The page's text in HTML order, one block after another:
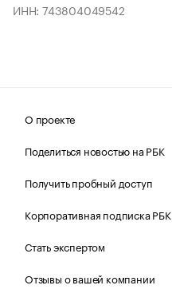
ИНН: 743804049542
О проекте
Поделиться новостью на РБК
Получить пробный доступ
Корпоративная подписка РБК
Стать экспертом
Отзывы о вашей компании